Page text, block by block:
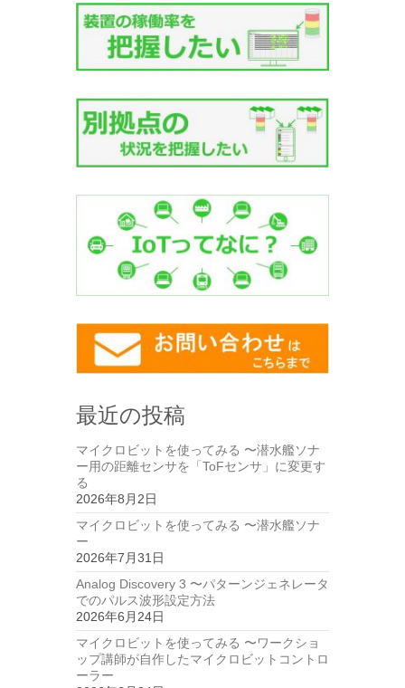
最近の投稿
マイクロビットを使ってみる 〜潜水艦ソナ
ー用の距離センサを「ToFセンサ」に変更す
る
2026年8月2日
マイクロビットを使ってみる 〜潜水艦ソナ
ー
2026年7月31日
Analog Discovery 3 〜パターンジェネレータ
でのパルス波形設定方法
2026年6月24日
マイクロビットを使ってみる 〜ワークショ
ップ講師が自作したマイクロビットコントロ
ーラー